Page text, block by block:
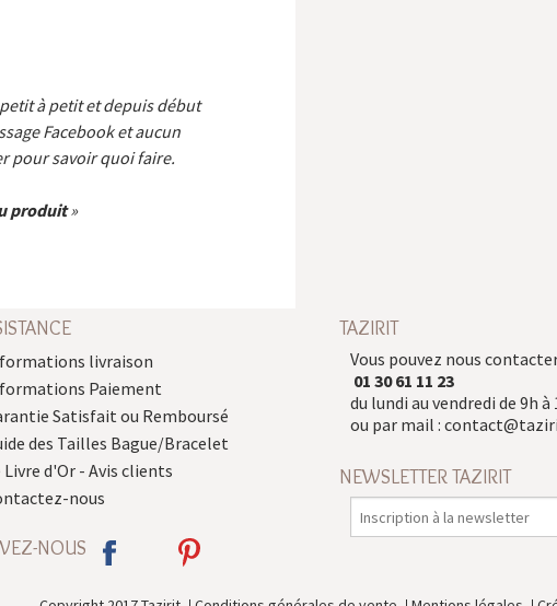
à petit et depuis début
Facebook et aucun
pour savoir quoi faire.
produit
livraison
Paiement
Satisfait ou Remboursé
des Tailles Bague/Bracelet
Livre d'Or - Avis clients
nous
NOUS
TAZIRIT
Vous pouvez nous
01 30 61 11 23
du lundi au vendredi de 9h à
ou par mail :
NEWSLETTER TAZIRIT